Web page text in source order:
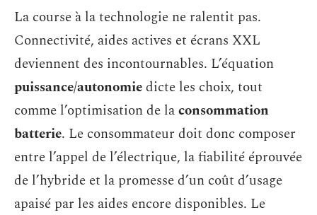
La course à la technologie ne ralentit pas.
Connectivité, aides actives et écrans XXL
deviennent des incontournables. L’équation
puissance/autonomiedicte les choix, tout
comme l’optimisation de laconsommation
batterie. Le consommateur doit donc composer
entre l’appel de l’électrique, la fiabilité éprouvée
de l’hybride et la promesse d’un coût d’usage
apaisé par les aides encore disponibles. Le